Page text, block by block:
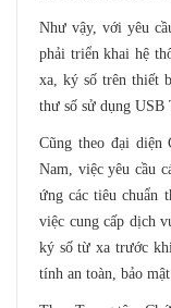
Như vậy, với yêu
phải triển khai hệ
xa, ký số trên thiết
thư số sử dụng USB
Cũng theo đại
Nam, việc yêu cầu
ứng các tiêu chuẩn
việc cung cấp dịch
ký số từ xa trước
tính an toàn, bảo